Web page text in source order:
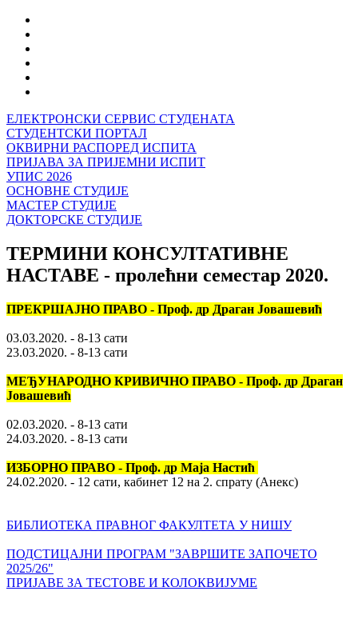
ЕЛЕКТРОНСКИ СЕРВИС СТУДЕНАТА
СТУДЕНТСКИ ПОРТАЛ
ОКВИРНИ РАСПОРЕД ИСПИТА
ПРИЈАВА ЗА ПРИЈЕМНИ ИСПИТ
УПИС 2026
ОСНОВНЕ СТУДИЈЕ
МАСТЕР СТУДИЈЕ
ДОКТОРСКЕ СТУДИЈЕ
ТЕРМИНИ КОНСУЛТАТИВНЕ
НАСТАВЕ - пролећни семестар 2020.
ПРЕКРШАЈНО ПРАВО - Проф. др Драган Јовашевић
03.03.2020. - 8-13 сати
23.03.2020. - 8-13 сати
МЕЂУНАРОДНО КРИВИЧНО ПРАВО - Проф. др Драган
Јовашевић
02.03.2020. - 8-13 сати
24.03.2020. - 8-13 сати
ИЗБОРНО ПРАВО - Проф. др Маја Настић
24.02.2020. - 12 сати, кабинет 12 на 2. спрату (Анекс)
БИБЛИОТЕКА ПРАВНОГ ФАКУЛТЕТА У НИШУ
ПОДСТИЦАЈНИ ПРОГРАМ "ЗАВРШИТЕ ЗАПОЧЕТО
2025/26"
ПРИЈАВЕ ЗА ТЕСТОВЕ И КОЛОКВИЈУМЕ